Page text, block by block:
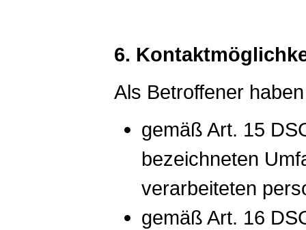
6.
Als Betroffener
gemäß Art. 15
bezeichneten
verarbeiteten
gemäß Art. 16